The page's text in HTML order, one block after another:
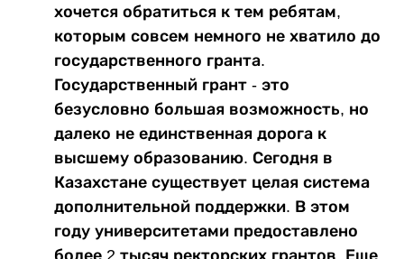
хочется обратиться к тем ребятам,
которым совсем немного не хватило до
государственного гранта.
Государственный грант - это
безусловно большая возможность, но
далеко не единственная дорога к
высшему образованию. Сегодня в
Казахстане существует целая система
дополнительной поддержки. В этом
году университетами предоставлено